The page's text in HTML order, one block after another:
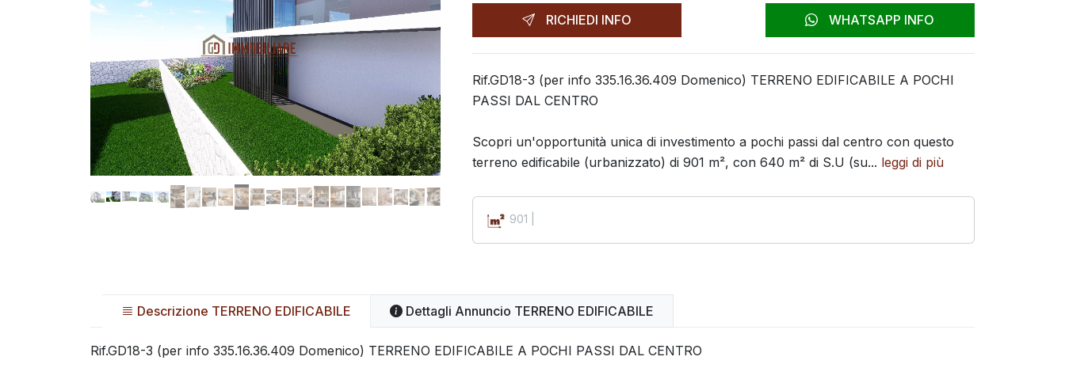
RICHIEDI INFO WHATSAPP INFO
Rif.GD18-3 (per info 335.16.36.409 Domenico) TERRENO EDIFICABILE A POCHI
PASSI DAL CENTRO
Scopri un'opportunità unica di investimento a pochi passi dal centro con questo
terreno edificabile (urbanizzato) di 901 m², con 640 m² di S.U (su... leggi di più
901 |
Descrizione TERRENO EDIFICABILE Dettagli Annuncio TERRENO EDIFICABILE
Rif.GD18-3 (per info 335.16.36.409 Domenico) TERRENO EDIFICABILE A POCHI PASSI DAL CENTRO